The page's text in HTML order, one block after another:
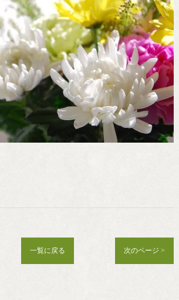
一覧に戻る 次のページ >